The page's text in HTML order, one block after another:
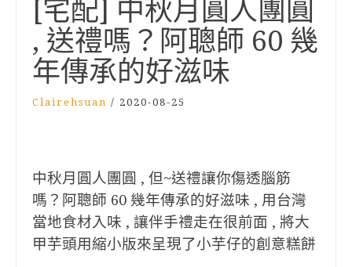
[宅配] 中秋月圓人團圓
, 送禮嗎？阿聰師 60 幾
年傳承的好滋味
Clairehsuan / 2020-08-25
中秋月圓人團圓 , 但~送禮讓你傷透腦筋
嗎？阿聰師 60 幾年傳承的好滋味 , 用 台灣
當地食材入味 , 讓伴手禮走在很前面 , 將大
甲芋頭用縮小版來呈現了小芋仔的創意糕餅